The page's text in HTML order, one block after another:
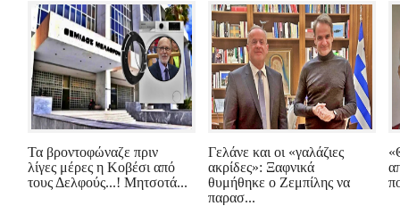
Τα βροντοφώναζε πριν
λίγες μέρες η Κοβέσι από
τους Δελφούς...! Μητσοτά...
Γελάνε και οι «γαλάζιες
ακρίδες»: Ξαφνικά
θυμήθηκε ο Ζεμπίλης να
παρασ...